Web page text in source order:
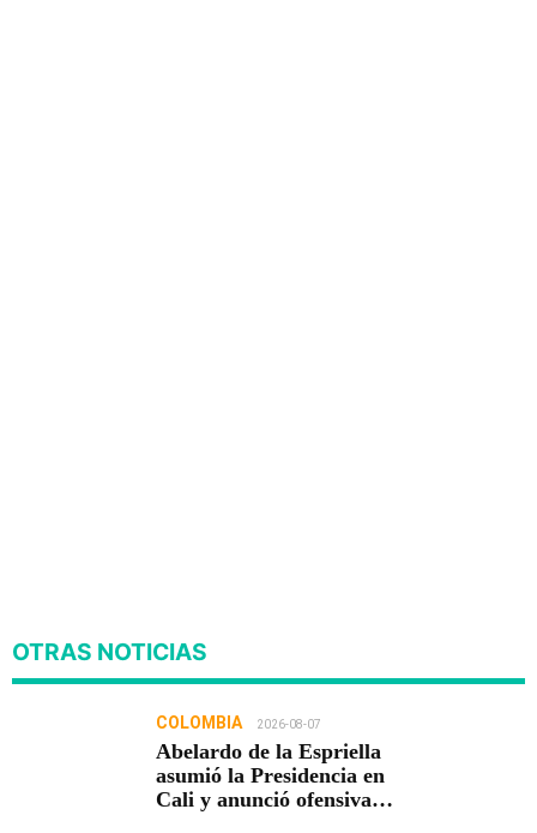
OTRAS NOTICIAS
COLOMBIA 2026-08-07
Abelardo de la Espriella
asumió la Presidencia en
Cali y anunció ofensiva